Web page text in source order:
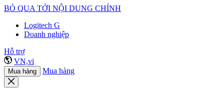
BỎ QUA TỚI NỘI DUNG CHÍNH
Logitech G
Doanh nghiệp
Hỗ trợ
VN,vi
Mua hàng Mua hàng